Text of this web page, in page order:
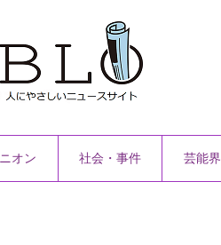
オン 社会・事件 芸能界